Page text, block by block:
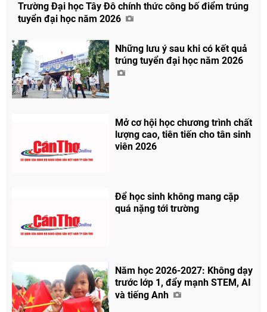
Trường Đại học Tây Đô chính thức công bố điểm trúng
tuyển đại học năm 2026
Những lưu ý sau khi có kết quả
trúng tuyển đại học năm 2026
Mở cơ hội học chương trình chất
lượng cao, tiên tiến cho tân sinh
viên 2026
Để học sinh không mang cặp
quá nặng tới trường
Năm học 2026-2027: Không dạy
trước lớp 1, đẩy mạnh STEM, AI
và tiếng Anh